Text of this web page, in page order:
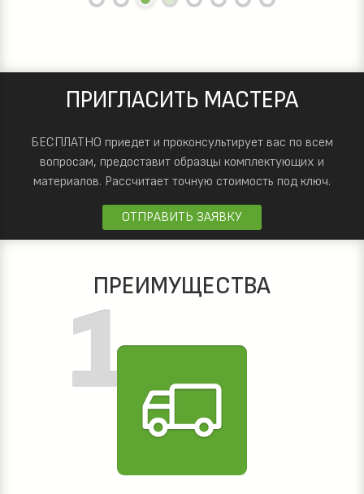
ПРИГЛАСИТЬ МАСТЕРА
БЕСПЛАТНО приедет и проконсультирует вас по всем
вопросам, предоставит образцы комплектующих и
материалов. Рассчитает точную стоимость под ключ.
ОТПРАВИТЬ ЗАЯВКУ
ПРЕИМУЩЕСТВА